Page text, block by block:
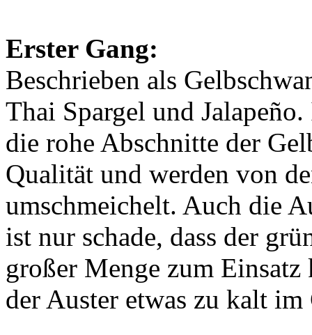
Erster Gang:
Beschrieben als
Thai Spargel und
die rohe Abschnitte der
Qualität und werden von
umschmeichelt. Auch die
ist nur schade, dass der
großer Menge zum
der Auster etwas zu kalt